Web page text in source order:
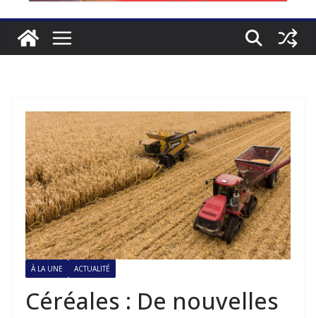
À LA UNE ACTUALITÉ
Céréales : De nouvelles